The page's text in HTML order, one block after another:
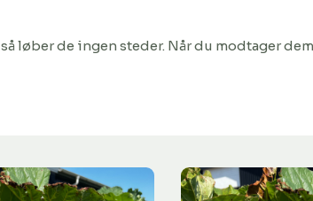
løber de ingen steder. Når du modtager